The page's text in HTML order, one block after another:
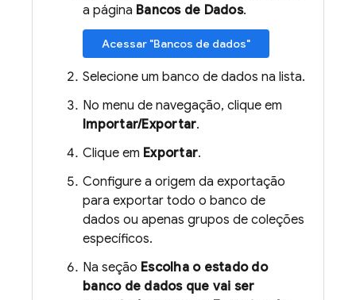
a página Bancos de Dados.
Acessar "Bancos de dados"
Selecione um banco de dados na lista.
No menu de navegação, clique em
Importar/Exportar.
Clique em Exportar.
Configure a origem da exportação
para exportar todo o banco de
dados ou apenas grupos de coleções
específicos.
Na seção Escolha o estado do
banco de dados que vai ser